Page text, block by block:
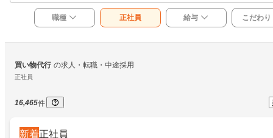
職種 正社員 給与 こだわり
買い物代行 の求人・転職・中途採用
正社員
16,465件
新着正社員